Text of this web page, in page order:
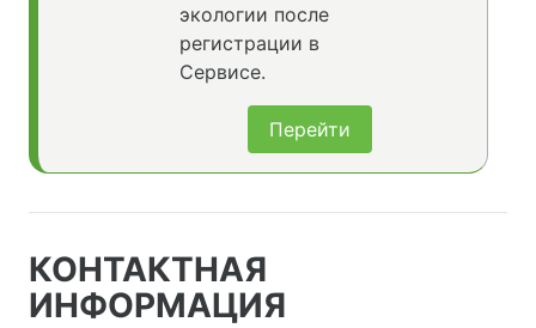
экологии после
регистрации в
Сервисе.
Перейти
КОНТАКТНАЯ
ИНФОРМАЦИЯ